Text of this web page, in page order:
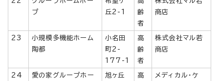
プ
丘2-1
齢
者
商店
23
小規模多機能ホーム
陶都
小名田
町2-
177-1
高
齢
者
株式会社マル若
商店
24
愛の家グループホー
旭ヶ丘
高
メディカル・ケ